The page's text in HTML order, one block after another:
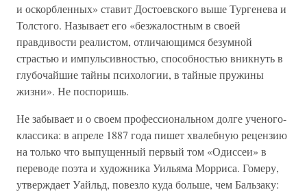
и оскорбленных» ставит Достоевского выше Тургенева и
Толстого. Называет его «безжалостным в своей
правдивости реалистом, отличающимся безумной
страстью и импульсивностью, способностью вникнуть в
глубочайшие тайны психологии, в тайные пружины
жизни». Не поспоришь.
Не забывает и о своем профессиональном долге ученого-
классика: в апреле 1887 года пишет хвалебную рецензию
на только что выпущенный первый том «Одиссеи» в
переводе поэта и художника Уильяма Морриса. Гомеру,
утверждает Уайльд, повезло куда больше, чем Бальзаку: